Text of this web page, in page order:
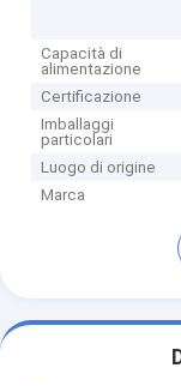
Capacità di
alimentazione
Certificazione
Imballaggi
particolari
Luogo di origine
Marca